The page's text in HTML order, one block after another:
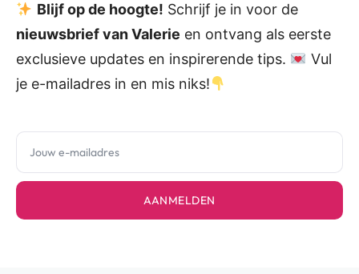
Blijf op de hoogte! Schrijf je in voor de
nieuwsbrief van Valerie en ontvang als eerste
exclusieve updates en inspirerende tips.
Vul
je e-mailadres in en mis niks!
AANMELDEN